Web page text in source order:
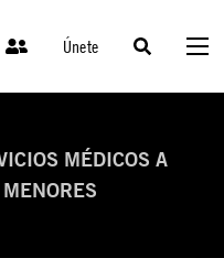
Únete
MÉDICOS A